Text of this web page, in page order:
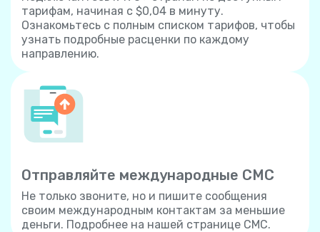
тарифам, начиная с $0,04 в минуту.
Ознакомьтесь с полным списком тарифов, чтобы
узнать подробные расценки по каждому
направлению.
Отправляйте международные СМС
Не только звоните, но и пишите сообщения
своим международным контактам за меньшие
деньги. Подробнее на нашей странице СМС.